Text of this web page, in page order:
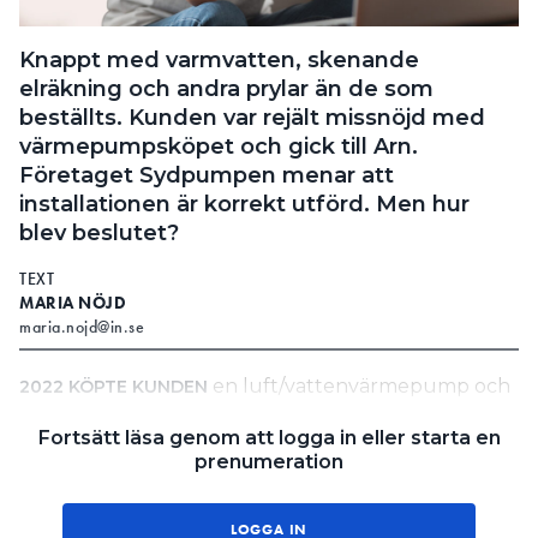
Information om GDPR
Search for:
SEARCH
Knappt med varmvatten, skenande
elräkning och andra prylar än de som
beställts. Kunden var rejält missnöjd med
värmepumpsköpet och gick till Arn.
Företaget Sydpumpen menar att
installationen är korrekt utförd. Men hur
blev beslutet?
TEXT
MARIA NÖJD
maria.nojd@in.se
2022 KÖPTE KUNDEN en luft/vattenvärmepump och
Efter några månader märkte hon att elräkningen
räckte till två minuters dusch vilket hon klagade på
Fortsätt läsa genom att logga in eller starta en
prenumeration
LOGGA IN